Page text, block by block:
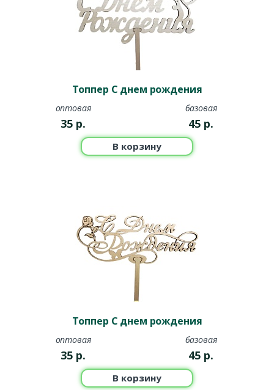
Топпер С днем рождения
оптовая
35 р.
базовая
45 р.
В корзину
Топпер С днем рождения
оптовая
35 р.
базовая
45 р.
В корзину